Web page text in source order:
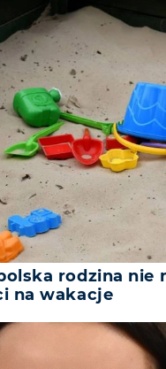
rodzina nie
na wakacje